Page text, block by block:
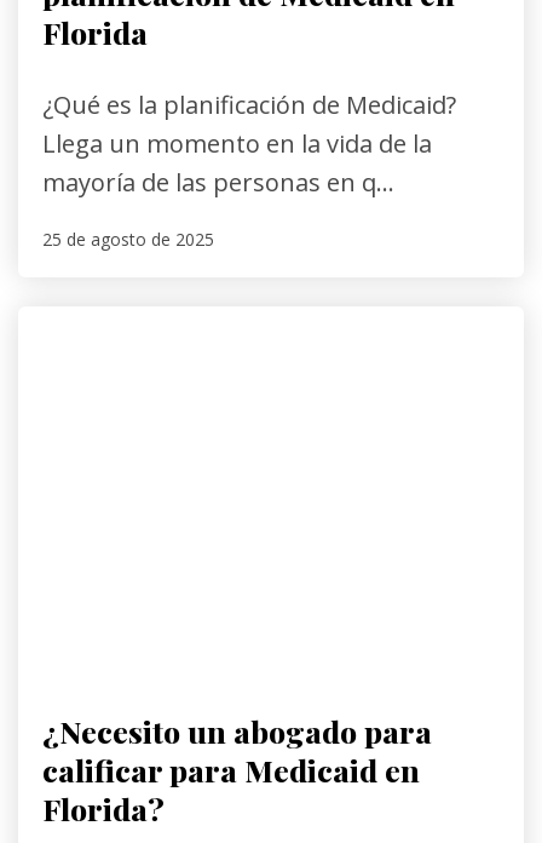
Florida
¿Qué es la planificación de Medicaid?
Llega un momento en la vida de la
mayoría de las personas en q...
25 de agosto de 2025
¿Necesito un abogado para
calificar para Medicaid en
Florida?